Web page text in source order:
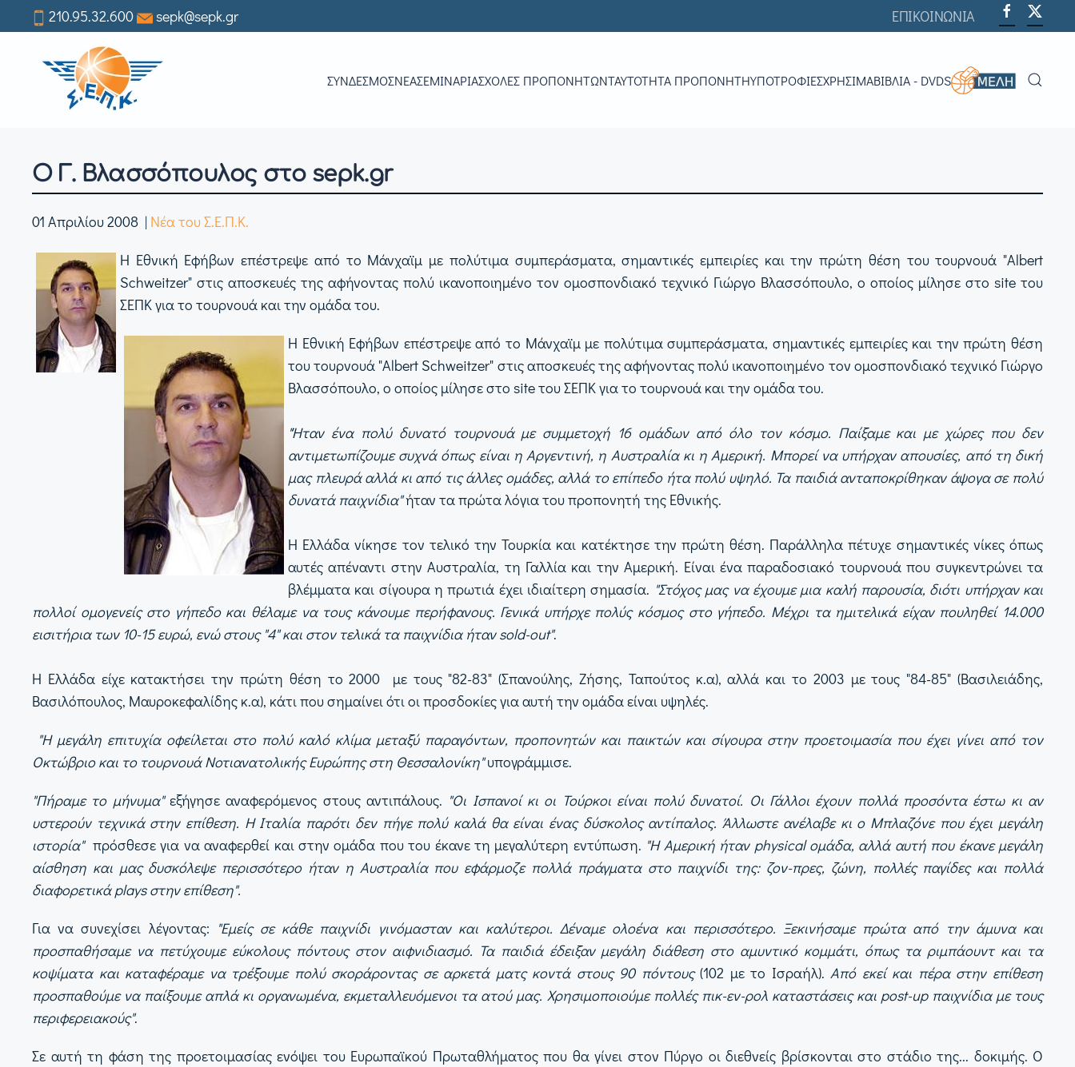
to
content
210.95.32.600 sepk@sepk.gr ΕΠΙΚΟΙΝΩΝΙΑ
ΣΥΝΔΕΣΜΟΣΝΕΑΣΕΜΙΝΆΡΙΑΣΧΟΛΈΣ ΠΡΟΠΟΝΗΤΏΝΤΑΥΤΌΤΗΤΑ ΠΡΟΠΟΝΗΤΉΥΠΟΤΡΟΦΊΕΣΧΡΗΣΙΜΑΒΙΒΛΊΑ - DVDS
Ο Γ. Βλασσόπουλος στο sepk.gr
01 Απριλίου 2008 | Νέα του Σ.Ε.Π.Κ.
Η Εθνική Εφήβων επέστρεψε από το Μάνχαϊμ με πολύτιμα συμπεράσματα, σημαντικές εμπειρίες και την πρώτη θέση του τουρνουά "Albert
Schweitzer" στις αποσκευές της αφήνοντας πολύ ικανοποιημένο τον ομοσπονδιακό τεχνικό Γιώργο Βλασσόπουλο, ο οποίος μίλησε στο site του
ΣΕΠΚ για το τουρνουά και την ομάδα του.
Η Εθνική Εφήβων επέστρεψε από το Μάνχαϊμ με πολύτιμα συμπεράσματα, σημαντικές εμπειρίες και την πρώτη θέση
του τουρνουά "Albert Schweitzer" στις αποσκευές της αφήνοντας πολύ ικανοποιημένο τον ομοσπονδιακό τεχνικό Γιώργο
Βλασσόπουλο, ο οποίος μίλησε στο site του ΣΕΠΚ για το τουρνουά και την ομάδα του.
"Ήταν ένα πολύ δυνατό τουρνουά με συμμετοχή 16 ομάδων από όλο τον κόσμο. Παίξαμε και με χώρες που δεν
αντιμετωπίζουμε συχνά όπως είναι η Αργεντινή, η Αυστραλία κι η Αμερική. Μπορεί να υπήρχαν απουσίες, από τη δική
μας πλευρά αλλά κι από τις άλλες ομάδες, αλλά το επίπεδο ήτα πολύ υψηλό. Τα παιδιά ανταποκρίθηκαν άψογα σε πολύ
δυνατά παιχνίδια"ήταν τα πρώτα λόγια του προπονητή της Εθνικής.
Η Ελλάδα νίκησε τον τελικό την Τουρκία και κατέκτησε την πρώτη θέση. Παράλληλα πέτυχε σημαντικές νίκες όπως
αυτές απέναντι στην Αυστραλία, τη Γαλλία και την Αμερική. Είναι ένα παραδοσιακό τουρνουά που συγκεντρώνει τα
βλέμματα και σίγουρα η πρωτιά έχει ιδιαίτερη σημασία. "Στόχος μας να έχουμε μια καλή παρουσία, διότι υπήρχαν και
πολλοί ομογενείς στο γήπεδο και θέλαμε να τους κάνουμε περήφανους. Γενικά υπήρχε πολύς κόσμος στο γήπεδο. Μέχρι τα ημιτελικά είχαν πουληθεί 14.000
εισιτήρια των 10-15 ευρώ, ενώ στους "4" και στον τελικά τα παιχνίδια ήταν sold-out".
Η Ελλάδα είχε κατακτήσει την πρώτη θέση το 2000 με τους "82-83" (Σπανούλης, Ζήσης, Ταπούτος κ.α), αλλά και το 2003 με τους "84-85" (Βασιλειάδης,
Βασιλόπουλος, Μαυροκεφαλίδης κ.α), κάτι που σημαίνει ότι οι προσδοκίες για αυτή την ομάδα είναι υψηλές.
"Η μεγάλη επιτυχία οφείλεται στο πολύ καλό κλίμα μεταξύ παραγόντων, προπονητών και παικτών και σίγουρα στην προετοιμασία που έχει γίνει από τον
Οκτώβριο και το τουρνουά Νοτιανατολικής Ευρώπης στη Θεσσαλονίκη"υπογράμμισε.
"Πήραμε το μήνυμα"εξήγησε αναφερόμενος στους αντιπάλους. "Οι Ισπανοί κι οι Τούρκοι είναι πολύ δυνατοί. Οι Γάλλοι έχουν πολλά προσόντα έστω κι αν
υστερούν τεχνικά στην επίθεση. Η Ιταλία παρότι δεν πήγε πολύ καλά θα είναι ένας δύσκολος αντίπαλος. Άλλωστε ανέλαβε κι ο Μπλαζόνε που έχει μεγάλη
ιστορία"πρόσθεσε για να αναφερθεί και στην ομάδα που του έκανε τη μεγαλύτερη εντύπωση. "Η Αμερική ήταν physical ομάδα, αλλά αυτή που έκανε μεγάλη
αίσθηση και μας δυσκόλεψε περισσότερο ήταν η Αυστραλία που εφάρμοζε πολλά πράγματα στο παιχνίδι της: ζον-πρες, ζώνη, πολλές παγίδες και πολλά
διαφορετικά plays στην επίθεση".
Για να συνεχίσει λέγοντας: "Εμείς σε κάθε παιχνίδι γινόμασταν και καλύτεροι. Δέναμε ολοένα και περισσότερο. Ξεκινήσαμε πρώτα από την άμυνα και
προσπαθήσαμε να πετύχουμε εύκολους πόντους στον αιφνιδιασμό. Τα παιδιά έδειξαν μεγάλη διάθεση στο αμυντικό κομμάτι, όπως τα ριμπάουντ και τα
κοψίματα και καταφέραμε να τρέξουμε πολύ σκοράροντας σε αρκετά ματς κοντά στους 90 πόντους(102 με το Ισραήλ). Από εκεί και πέρα στην επίθεση
προσπαθούμε να παίξουμε απλά κι οργανωμένα, εκμεταλλευόμενοι τα ατού μας. Χρησιμοποιούμε πολλές πικ-εν-ρολ καταστάσεις και post-up παιχνίδια με τους
περιφερειακούς".
Σε αυτή τη φάση της προετοιμασίας ενόψει του Ευρωπαϊκού Πρωταθλήματος που θα γίνει στον Πύργο οι διεθνείς βρίσκονται στο στάδιο της... δοκιμής. Ο